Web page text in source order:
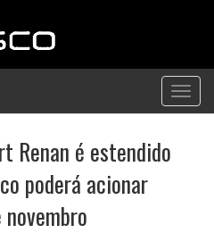
Renan é estendido
poderá acionar